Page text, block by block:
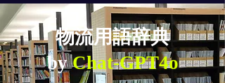
物流用語辞典
byChat-GPT4o